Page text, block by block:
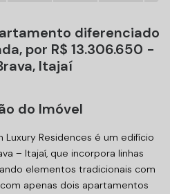
diferenciado
por R$ 13.306.650 -
Itajaí
do Imóvel
Luxury Residences é um edifício
– Itajaí, que incorpora linhas
elementos tradicionais com
apenas dois apartamentos